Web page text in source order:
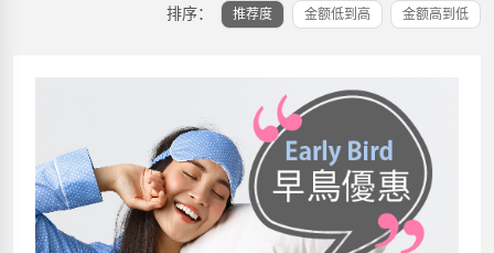
排序： 推荐度 金额低到高 金额高到低